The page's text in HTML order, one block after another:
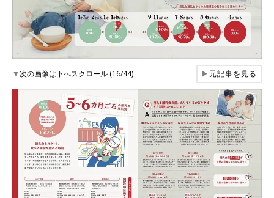
▼次の画像は下へスクロール (16/44) ▶元記事を見る